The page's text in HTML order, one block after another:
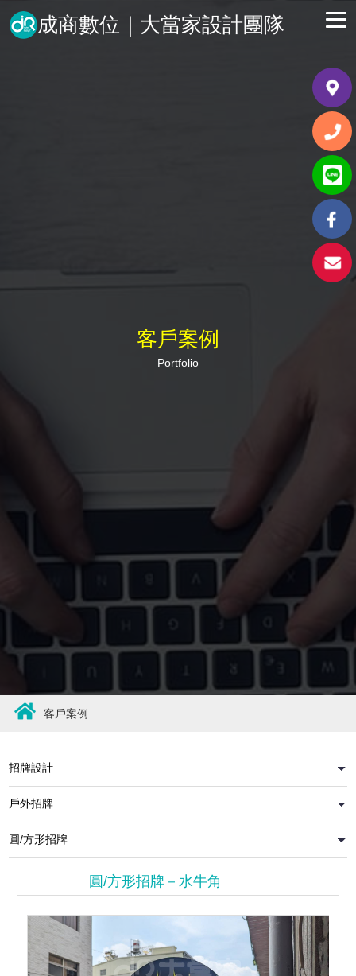
成商數位｜大當家設計團隊
客戶案例
Portfolio
客戶案例
圓/方形招牌－水牛角